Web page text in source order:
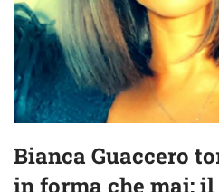
Bianca Guaccero
in forma che mai: